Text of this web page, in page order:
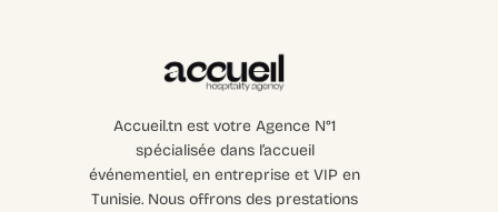
Accueil.tn est votre Agence N°1
spécialisée dans l’accueil
événementiel, en entreprise et VIP en
Tunisie. Nous offrons des prestations